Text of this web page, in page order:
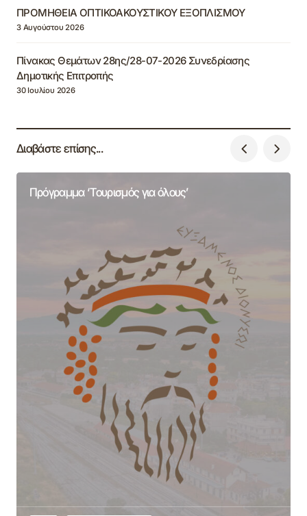
ΠΡΟΜΗΘΕΙΑ ΟΠΤΙΚΟΑΚΟΥΣΤΙΚΟΥ ΕΞΟΠΛΙΣΜΟΥ
3 Αυγούστου 2026
Πίνακας Θεμάτων 28ης/28-07-2026 Συνεδρίασης
Δημοτικής Επιτροπής
30 Ιουλίου 2026
Διαβάστε επίσης...
Πρόγραμμα ‘Τουρισμός για όλους’